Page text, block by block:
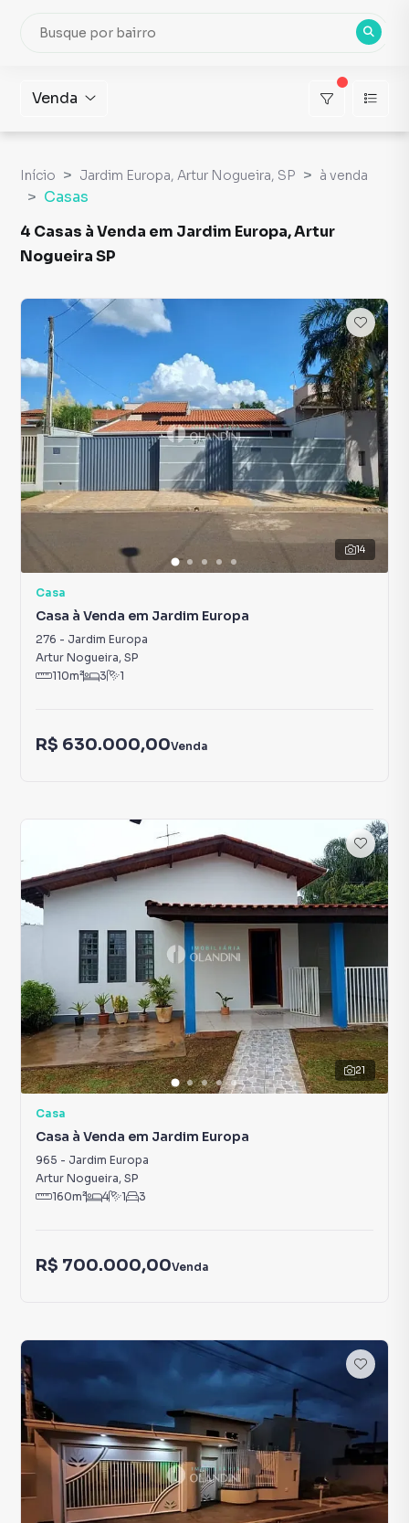
Venda
Início Jardim Europa, Artur Nogueira, SP à venda
Casas
4 Casas à Venda em Jardim Europa, Artur
Nogueira SP
14
Casa
Casa à Venda em Jardim Europa
276 - Jardim Europa
Artur Nogueira, SP
110m² 3 1
R$ 630.000,00Venda
21
Casa
Casa à Venda em Jardim Europa
965 - Jardim Europa
Artur Nogueira, SP
160m² 4 1 3
R$ 700.000,00Venda